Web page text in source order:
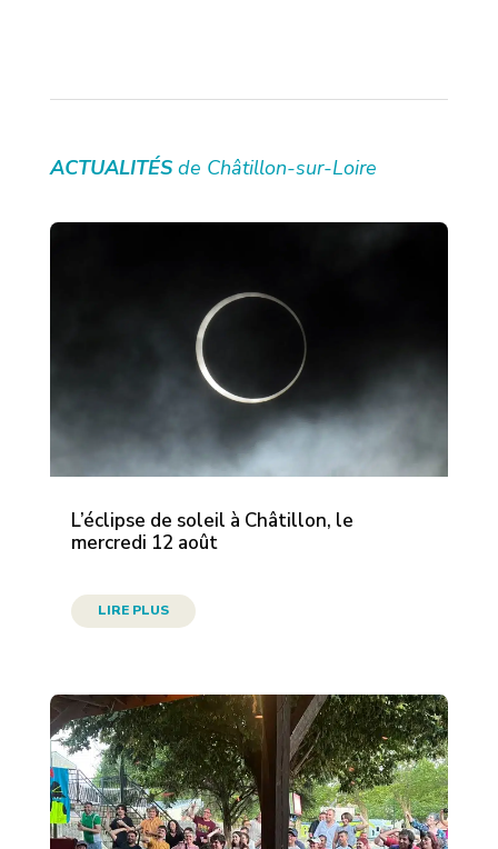
ACTUALITÉS de Châtillon-sur-Loire
L’éclipse de soleil à Châtillon, le
mercredi 12 août
LIRE PLUS